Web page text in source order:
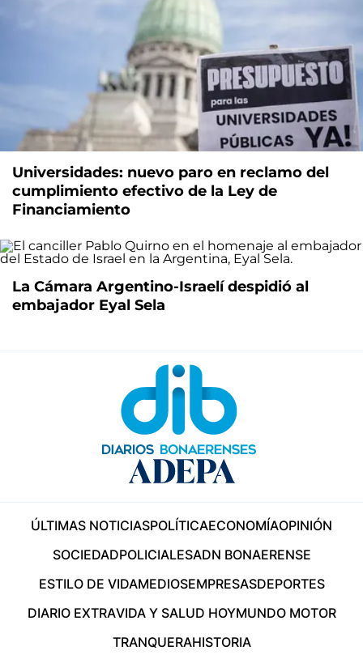
Universidades: nuevo paro en reclamo del
cumplimiento efectivo de la Ley de
Financiamiento
La Cámara Argentino-Israelí despidió al
embajador Eyal Sela
ÚLTIMAS NOTICIASPOLÍTICAECONOMÍAOPINIÓN
SOCIEDADPOLICIALESADN BONAERENSE
ESTILO DE VIDAMEDIOSEMPRESASDEPORTES
DIARIO EXTRAVIDA Y SALUD HOYMUNDO MOTOR
TRANQUERAHISTORIA